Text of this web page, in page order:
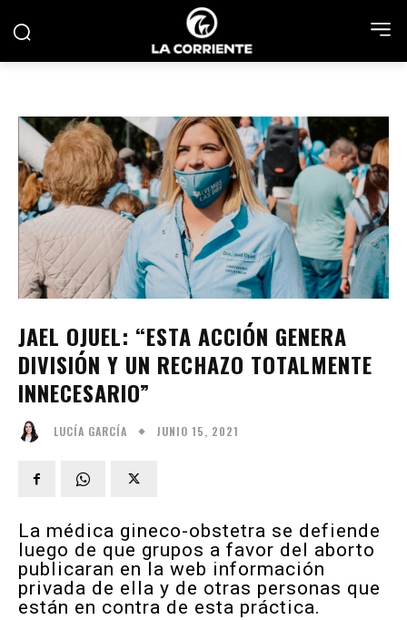
JAEL OJUEL: “ESTA ACCIÓN GENERA
DIVISIÓN Y UN RECHAZO TOTALMENTE
INNECESARIO”
LUCÍA GARCÍA JUNIO 15, 2021
La médica gineco-obstetra se defiende
luego de que grupos a favor del aborto
publicaran en la web información
privada de ella y de otras personas que
están en contra de esta práctica.